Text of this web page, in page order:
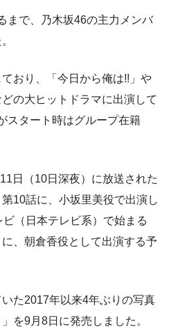
まで、乃木坂46の主力メンバ
おり、「今日から俺は!!」や
の大ヒットドラマに出演して
スタート時はグループ在籍
日（10日深夜）に放送された
10話に、小坂里美役で出演し
（日本テレビ系）で始まる
に、朝倉香役として出演する予
た2017年以来4年ぶりの写真
を9月8日に発売しました。